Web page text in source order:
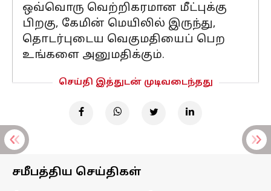
ஒவ்வொரு வெற்றிகரமான மீட்புக்கு
பிறகு, கேமின் மெயிலில் இருந்து,
தொடர்புடைய வெகுமதியைப் பெற
உங்களை அனுமதிக்கும்.
செய்தி இத்துடன் முடிவடைந்தது
சமீபத்திய செய்திகள்